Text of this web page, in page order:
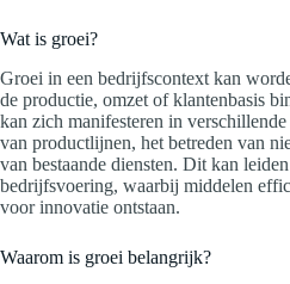
Wat is groei?
Groei in een bedrijfscontext kan
de productie, omzet of klantenbasis
kan zich manifesteren in
van productlijnen, het betreden van
van bestaande diensten. Dit kan
bedrijfsvoering, waarbij middelen
voor innovatie ontstaan.
Waarom is groei belangrijk?